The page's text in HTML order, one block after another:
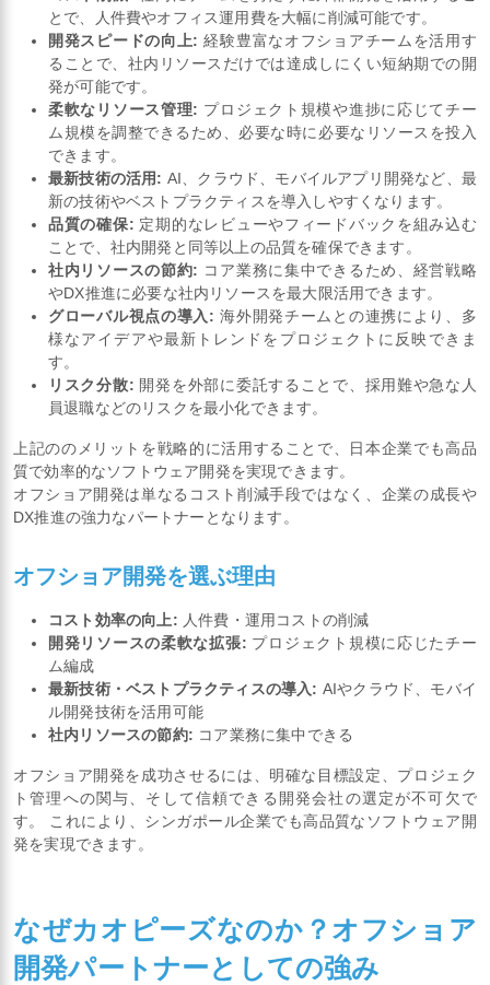
とで、人件費やオフィス運用費を大幅に削減可能です。
開発スピードの向上: 経験豊富なオフショアチームを活用す
ることで、社内リソースだけでは達成しにくい短納期での開
発が可能です。
柔軟なリソース管理: プロジェクト規模や進捗に応じてチー
ム規模を調整できるため、必要な時に必要なリソースを投入
できます。
最新技術の活用: AI、クラウド、モバイルアプリ開発など、最
新の技術やベストプラクティスを導入しやすくなります。
品質の確保: 定期的なレビューやフィードバックを組み込む
ことで、社内開発と同等以上の品質を確保できます。
社内リソースの節約: コア業務に集中できるため、経営戦略
やDX推進に必要な社内リソースを最大限活用できます。
グローバル視点の導入: 海外開発チームとの連携により、多
様なアイデアや最新トレンドをプロジェクトに反映できま
す。
リスク分散: 開発を外部に委託することで、採用難や急な人
員退職などのリスクを最小化できます。
上記ののメリットを戦略的に活用することで、日本企業でも高品
質で効率的なソフトウェア開発を実現できます。
オフショア開発は単なるコスト削減手段ではなく、企業の成長や
DX推進の強力なパートナーとなります。
オフショア開発を選ぶ理由
コスト効率の向上: 人件費・運用コストの削減
開発リソースの柔軟な拡張: プロジェクト規模に応じたチー
ム編成
最新技術・ベストプラクティスの導入: AIやクラウド、モバイ
ル開発技術を活用可能
社内リソースの節約: コア業務に集中できる
オフショア開発を成功させるには、明確な目標設定、プロジェク
ト管理への関与、そして信頼できる開発会社の選定が不可欠で
す。 これにより、シンガポール企業でも高品質なソフトウェア開
発を実現できます。
なぜカオピーズなのか？オフショア
開発パートナーとしての強み